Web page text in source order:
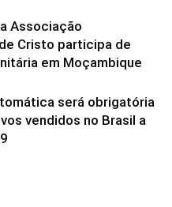
Associação
Cristo participa de
em Moçambique
será obrigatória
vendidos no Brasil a